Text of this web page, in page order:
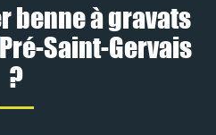
benne à gravats
Saint-Gervais
?